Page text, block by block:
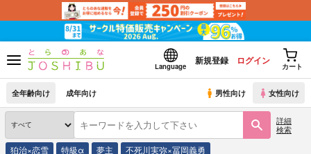
Language
新規登録 ログイン
カート
全年齢向け 成年向け 男性向け 女性向け
詳細
検索
狛治×恋雪 特級α 夢主 不死川実弥×冨岡義勇